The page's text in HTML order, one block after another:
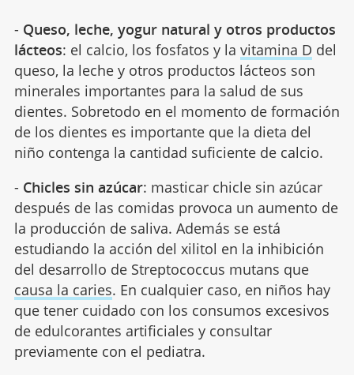
- Queso, leche, yogur natural y otros productos
lácteos: el calcio, los fosfatos y la vitamina D del
queso, la leche y otros productos lácteos son
minerales importantes para la salud de sus
dientes. Sobretodo en el momento de formación
de los dientes es importante que la dieta del
niño contenga la cantidad suficiente de calcio.
- Chicles sin azúcar: masticar chicle sin azúcar
después de las comidas provoca un aumento de
la producción de saliva. Además se está
estudiando la acción del xilitol en la inhibición
del desarrollo de Streptococcus mutans que
causa la caries. En cualquier caso, en niños hay
que tener cuidado con los consumos excesivos
de edulcorantes artificiales y consultar
previamente con el pediatra.